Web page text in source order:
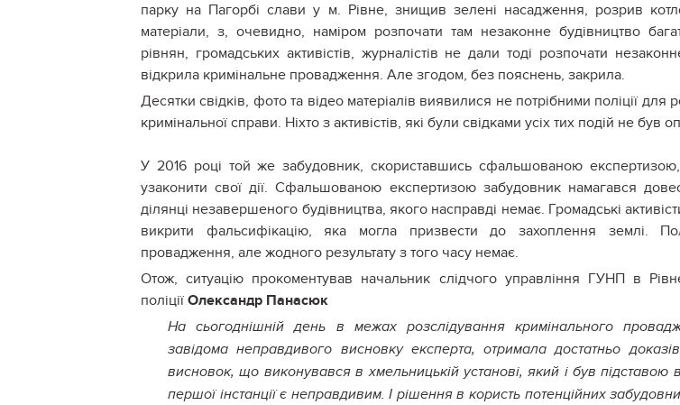
парку на Пагорбі слави у м. Рівне, знищив зелені насадження, розрив
матеріали, з, очевидно, наміром розпочати там незаконне будівництво
рівнян, громадських активістів, журналістів не дали тоді розпочати
відкрила кримінальне провадження. Але згодом, без пояснень, закрила.
Десятки свідків, фото та відео матеріалів виявилися не потрібними поліції для
кримінальної справи. Ніхто з активістів, які були свідками усіх тих подій не був
У 2016 році той же забудовник, скориставшись сфальшованою
узаконити свої дії. Сфальшованою експертизою забудовник намагався
ділянці незавершеного будівництва, якого насправді немає. Громадські
викрити фальсифікацію, яка могла призвести до захоплення землі.
провадження, але жодного результату з того часу немає.
Отож, ситуацію прокоментував начальник слідчого управління ГУНП в
поліції Олександр Панасюк
На сьогоднішній день в межах розслідування кримінального
завідома неправдивого висновку експерта, отримала достатньо
висновок, що виконувався в хмельницькій установі, який і був підставою
першої інстанції є неправдивим. І рішення в користь потенційних